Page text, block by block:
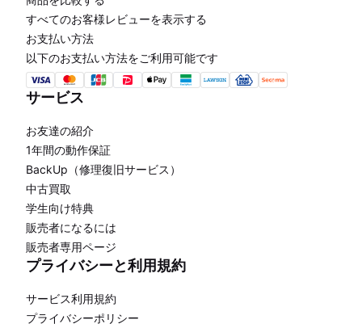
すべてのお客様レビューを表示する
お支払い方法
以下のお支払い方法をご利用可能です
サービス
お友達の紹介
1年間の動作保証
BackUp（修理復旧サービス）
中古買取
学生向け特典
販売者になるには
販売者専用ページ
プライバシーと利用規約
サービス利用規約
プライバシーポリシー